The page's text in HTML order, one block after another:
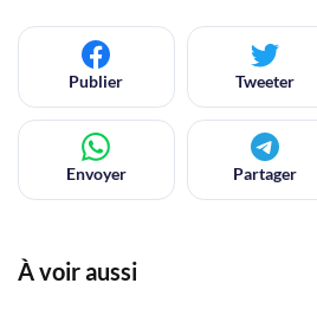
Publier Tweeter
Envoyer Partager
À voir aussi